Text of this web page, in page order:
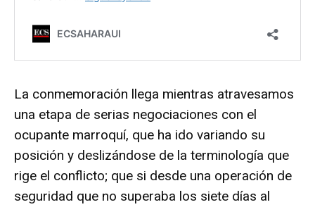
La conmemoración llega mientras atravesamos
una etapa de serias negociaciones con el
ocupante marroquí, que ha ido variando su
posición y deslizándose de la terminología que
rige el conflicto; que si desde una operación de
seguridad que no superaba los siete días al